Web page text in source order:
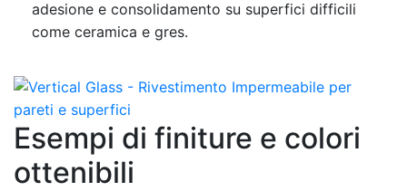
adesione e consolidamento su superfici difficili
come ceramica e gres.
Esempi di finiture e colori
ottenibili